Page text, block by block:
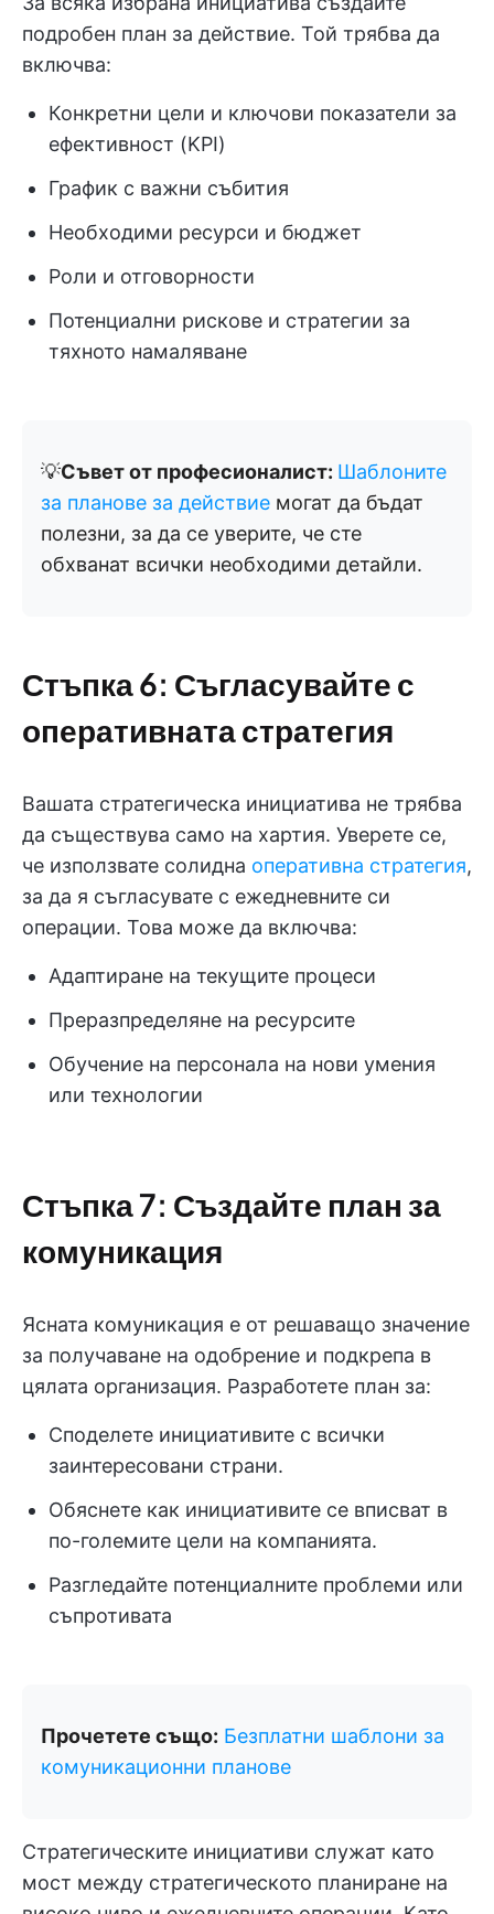
подробен план за действие. Той трябва да
включва:
Конкретни цели и ключови показатели за
ефективност (KPI)
График с важни събития
Необходими ресурси и бюджет
Роли и отговорности
Потенциални рискове и стратегии за
тяхното намаляване
💡Съвет от професионалист: Шаблоните
за планове за действие могат да бъдат
полезни, за да се уверите, че сте
обхванат всички необходими детайли.
Стъпка 6: Съгласувайте с
оперативната стратегия
Вашата стратегическа инициатива не трябва
да съществува само на хартия. Уверете се,
че използвате солидна оперативна стратегия,
за да я съгласувате с ежедневните си
операции. Това може да включва:
Адаптиране на текущите процеси
Преразпределяне на ресурсите
Обучение на персонала на нови умения
или технологии
Стъпка 7: Създайте план за
комуникация
Ясната комуникация е от решаващо значение
за получаване на одобрение и подкрепа в
цялата организация. Разработете план за:
Споделете инициативите с всички
заинтересовани страни.
Обяснете как инициативите се вписват в
по-големите цели на компанията.
Разгледайте потенциалните проблеми или
съпротивата
Прочетете също: Безплатни шаблони за
комуникационни планове
Стратегическите инициативи служат като
мост между стратегическото планиране на